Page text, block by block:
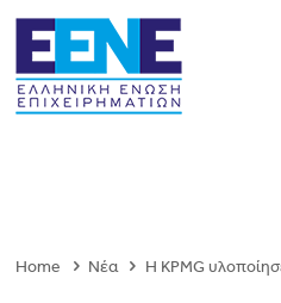
Home Νέα H KPMG